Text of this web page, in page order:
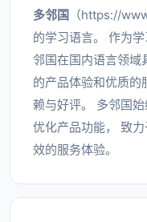
多邻国 （https://
的学习语言。 作为
邻国在国内语言领域
的产品体验和优质的
赖与好评。 多邻国
优化产品功能， 致
效的服务体验。